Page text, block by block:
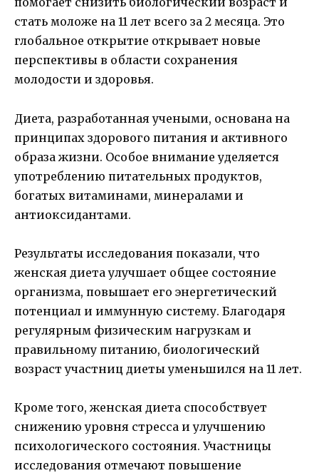
стать моложе на 11 лет всего за 2 месяца. Это
глобальное открытие открывает новые
перспективы в области сохранения
молодости и здоровья.
Диета, разработанная учеными, основана на
принципах здорового питания и активного
образа жизни. Особое внимание уделяется
употреблению питательных продуктов,
богатых витаминами, минералами и
антиоксидантами.
Результаты исследования показали, что
женская диета улучшает общее состояние
организма, повышает его энергетический
потенциал и иммунную систему. Благодаря
регулярным физическим нагрузкам и
правильному питанию, биологический
возраст участниц диеты уменьшился на 11 лет.
Кроме того, женская диета способствует
снижению уровня стресса и улучшению
психологического состояния. Участницы
исследования отмечают повышение